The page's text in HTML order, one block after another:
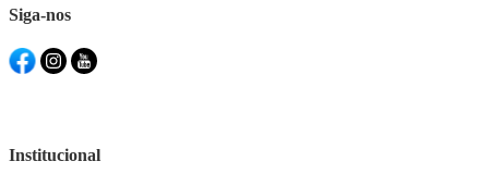
Siga-nos
Institucional